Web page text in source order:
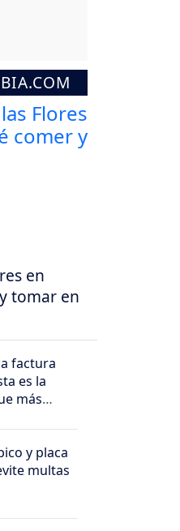
en
tomar en
factura
es la
más
y placa
multas